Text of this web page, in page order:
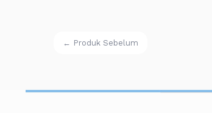
← Produk Sebelum